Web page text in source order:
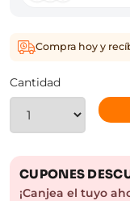
Compra hoy y
Cantidad
CUPONES
¡Canjea el tuyo